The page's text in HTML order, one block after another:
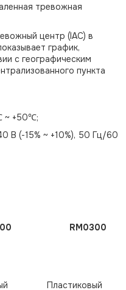
тревожная
центр (IAC) в
график,
с географическим
пункта
~ +50℃;
В (-15% ~ +10%), 50 Гц/60
RM0300
Пластиковый